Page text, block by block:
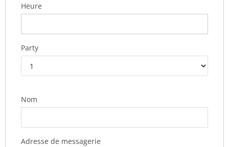
Heure
Party
Nom
Adresse de messagerie